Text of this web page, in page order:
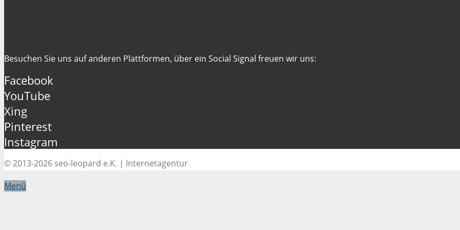
Besuchen Sie uns auf anderen Plattformen, über ein Social Signal freuen wir uns:
Facebook
YouTube
Xing
Pinterest
Instagram
© 2013-2026 seo-leopard e.K. | Internetagentur
Menü